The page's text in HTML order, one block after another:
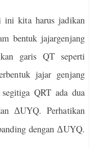
ini kita harus jadikan
bentuk jajargenjang
garis QT seperti
jajar genjang
QRT ada dua
ΔUYQ. Perhatikan
denganΔUYQ.